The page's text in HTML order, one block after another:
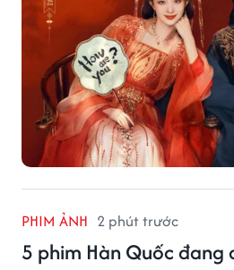
PHIM ẢNH 2 phút trước
5 phim Hàn Quốc